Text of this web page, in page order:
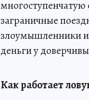
заграничные
злоумышленники
деньги у
Как работает